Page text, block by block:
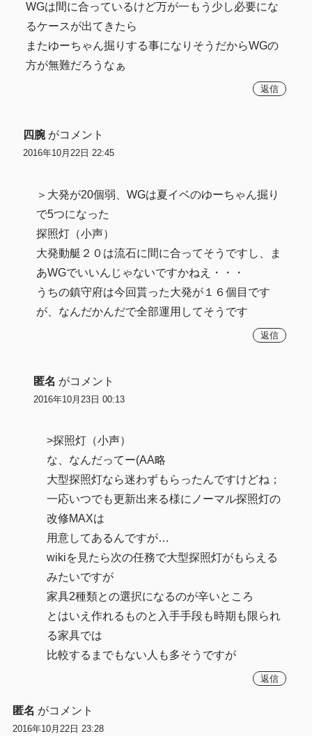
WGは間に合っているけど万が一もう少し必要にな
るケースが出てきたら
またゆーちゃん掘りする事になりそうだからWGの
方が無難だろうなぁ
返信
四腕 がコメント
2016年10月22日 22:45
＞大発が20個弱、WGは夏イベのゆーちゃん掘り
で5つになった
探照灯（小声）
大発動艇２０は流石に間に合ってそうですし、ま
あWGでいいんじゃないですかねえ・・・
うちの鎮守府は今回貰った大発が１６個目です
が、なんだかんだで全部運用してそうです
返信
匿名 がコメント
2016年10月23日 00:13
>探照灯（小声）
な、なんだってー(AA略
大型探照灯なら迷わずもらったんですけどね；
一応いつでも更新出来る様にノーマル探照灯の
改修MAXは
用意してあるんですが…
wikiを見たら次の任務で大型探照灯がもらえる
みたいですが
家具2種類との選択になるのが辛いところ
とはいえ作れるものと入手手段も時期も限られ
る家具では
比較するまでもない人も多そうですが
返信
匿名 がコメント
2016年10月22日 23:28